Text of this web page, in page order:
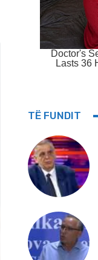
TË FUNDIT